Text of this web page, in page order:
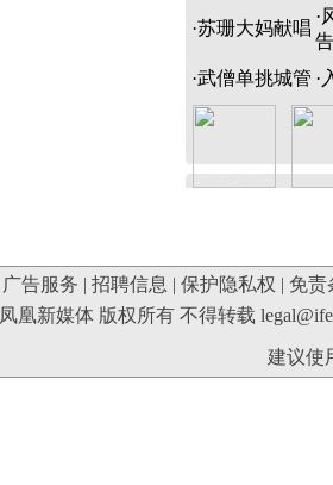
·苏珊大妈献唱
·
告
·武僧单挑城管 ·
广告服务 | 招聘信息 | 保护隐私权 | 免责
凤凰新媒体 版权所有 不得转载
建议使